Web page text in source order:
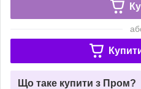
Що таке купити з Пром?